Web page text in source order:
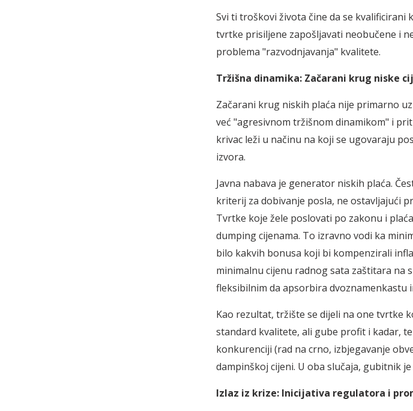
Svi ti troškovi života čine da se kvalificirani
tvrtke prisiljene zapošljavati neobučene i
problema "razvodnjavanja" kvalitete.
Tržišna dinamika: Začarani krug niske
Začarani krug niskih plaća nije primarno
već "agresivnom tržišnom dinamikom" i
krivac leži u načinu na koji se ugovaraju
izvora.
Javna nabava je generator niskih plaća.
kriterij za dobivanje posla, ne ostavljajući
Tvrtke koje žele poslovati po zakonu i
dumping cijenama. To izravno vodi ka
bilo kakvih bonusa koji bi kompenzirali
minimalnu cijenu radnog sata zaštitara na
fleksibilnim da apsorbira dvoznamenkastu
Kao rezultat, tržište se dijeli na one tvrtke
standard kvalitete, ali gube profit i kadar,
konkurenciji (rad na crno, izbjegavanje
dampinškoj cijeni. U oba slučaja, gubitnik
Izlaz iz krize: Inicijativa regulatora i